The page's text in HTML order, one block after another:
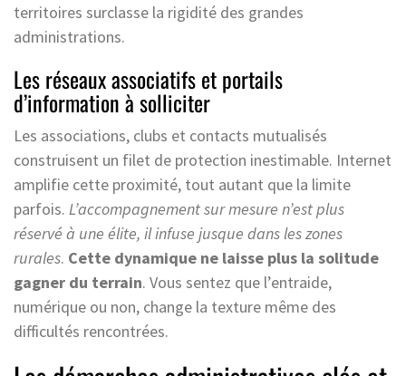
territoires surclasse la rigidité des grandes
administrations.
Les réseaux associatifs et portails
d’information à solliciter
Les associations, clubs et contacts mutualisés
construisent un filet de protection inestimable. Internet
amplifie cette proximité, tout autant que la limite
parfois. L’accompagnement sur mesure n’est plus
réservé à une élite, il infuse jusque dans les zones
rurales. Cette dynamique ne laisse plus la solitude
gagner du terrain. Vous sentez que l’entraide,
numérique ou non, change la texture même des
difficultés rencontrées.